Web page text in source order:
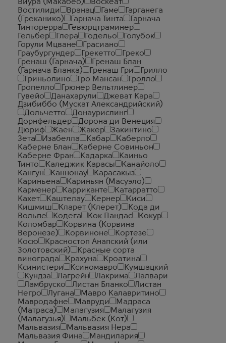
Виура (Макабео)
Воскеат
Востилиди
Вранац Гаме
Гарганега
(Греканико)
Гарнача Тинта
Гарнача
Тинторерра
Гевюрцтраминер
Гельбер
Глера Годельо
Голубок
Горули Мцване
Грасиано
Граубургундер
Грекетто
Греко
Гренаш (Гарнача)
Гренаш Блан
(Гарнача Бланка)
Гренаш Гри
Грилло
Гриньолино
Гро Мансан
Гролло
Гропелло
Грюнер Вельтлинер
Гувейо
Данахарули
Джеват Кара
Дзибиббо (Мускат Александрийский)
Дольчетто
Донаурислинг
Дорнфельдер
Дорона ди Венеция
Дюриф
Жаен Жакер
Закинтино
Зета
Изабелла Кабар
Каберло
Каберне Блан
Каберне Совиньон
Каберне Фран
Кадарка
Каиньо
Тинто
Каледжик Карасы
Канайоло
Кангун
Каннонау
Карасакыз
Кариньена
Кариньян (Масуэло)
Карменер
Карриканте
Катарратто
Кахет
Каштелау Кернер
Киси
Кишмиш
Кларет (Клерет)
Кода ди
Вольпе
Кодега Кок Пандас
Кокур
Коломбар
Корвина (Корвина
Веронезе)
Корвиноне
Кортезе
Косю
Красностоп Анапский (или
Золотовский)
Красные сорта
винограда
Крахуна
Кроатина
Ксинистери
Ксиномавро
Кумшацкий
Кундза
Лагрейн Лакрима
Лалвари
Ламбруско
Листан Бланко
Листан
Негро
Лугана
Мавро Калавритино
Мавродафне
Мавруди
Мадраса
(Матраса)
Малагузия
Малагузия
(Малагузья)
Мальбек (Кот)
Мальвазия
Мальвазия Нера
Мальвазия Фина
Мандилария